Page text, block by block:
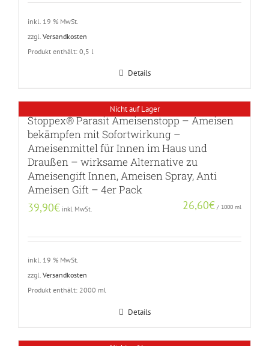
inkl. 19 % MwSt.
zzgl. Versandkosten
Produkt enthält: 0,5 l
Details
Nicht auf Lager
Stoppex® Parasit Ameisenstopp – Ameisen
bekämpfen mit Sofortwirkung –
Ameisenmittel für Innen im Haus und
Draußen – wirksame Alternative zu
Ameisengift Innen, Ameisen Spray, Anti
Ameisen Gift – 4er Pack
39,90€ inkl. MwSt. 26,60€ / 1000 ml
inkl. 19 % MwSt.
zzgl. Versandkosten
Produkt enthält: 2000 ml
Details